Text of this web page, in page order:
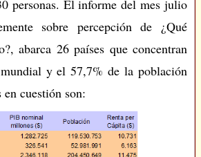
personas. El informe del mes julio
sobre percepción de ¿Qué
abarca 26 países que concentran
y el 57,7% de la población
cuestión son: